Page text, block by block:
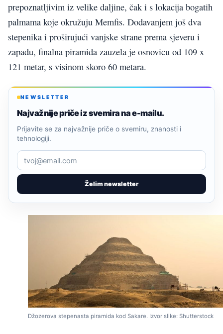
prepoznatljivim iz velike daljine, čak i s lokacija bogatih
palmama koje okružuju Memfis. Dodavanjem još dva
stepenika i proširujući vanjske strane prema sjeveru i
zapadu, finalna piramida zauzela je osnovicu od 109 x
121 metar, s visinom skoro 60 metara.
NEWSLETTER
Najvažnije priče iz svemira na e-mailu.
Želim newsletter
Prijavite se za najvažnije priče o svemiru, znanosti i
tehnologiji.
Džozerova stepenasta piramida kod Sakare. Izvor slike: Shutterstock